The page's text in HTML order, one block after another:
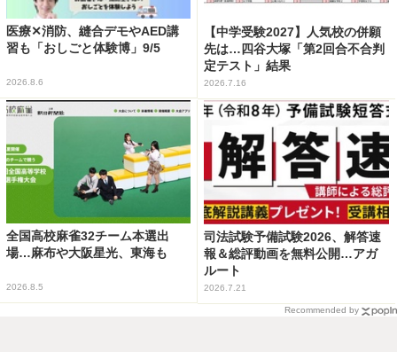
医療✕消防、縫合デモやAED講
習も「おしごと体験博」9/5
2026.8.6
【中学受験2027】人気校の併願
先は…四谷大塚「第2回合不合判
定テスト」結果
2026.7.16
全国高校麻雀32チーム本選出
場…麻布や大阪星光、東海も
2026.8.5
司法試験予備試験2026、解答速
報＆総評動画を無料公開…アガ
ルート
2026.7.21
Recommended by